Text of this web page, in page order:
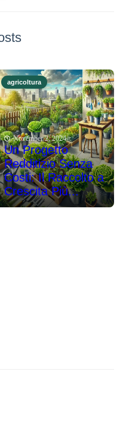
agricoltura
November 2, 2024
Un Progetto
Redditizio Senza
Costi: Il Raccolto a
Crescita Più...